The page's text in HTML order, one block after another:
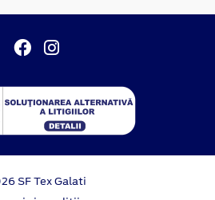
SF Tex Galati